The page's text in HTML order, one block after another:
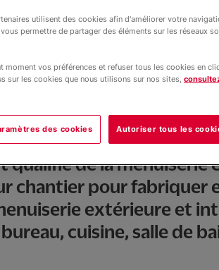
© Benoît
est destiné à
de la menuiserie
chantier pour
extérieure et
cuisine, salle de
utilisent des cookies afin d'améliorer votre
permettre de partager des éléments sur les réseaux
moment vos préférences et refuser tous les cookies en
sur les cookies que nous utilisons sur nos sites,
des cookies Autoriser tous les